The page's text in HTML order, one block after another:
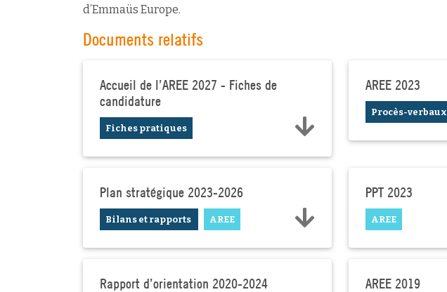
d’Emmaüs Europe.
Documents relatifs
Accueil de l'AREE 2027 - Fiches de
candidature
Fiches pratiques
AREE 2023
Procès-verbaux
Plan stratégique 2023-2026
Bilans et rapports AREE
PPT 2023
AREE
Rapport d'orientation 2020-2024 AREE 2019